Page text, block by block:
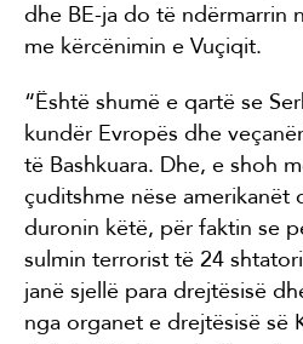
dhe BE-ja do të ndërmarrin
me kërcënimin e Vuçiqit.
“Është shumë e qartë se
kundër Evropës dhe
të Bashkuara. Dhe, e shoh
çuditshme nëse amerikanët
duronin këtë, për faktin se
sulmin terrorist të 24
janë sjellë para drejtësisë
nga organet e drejtësisë së